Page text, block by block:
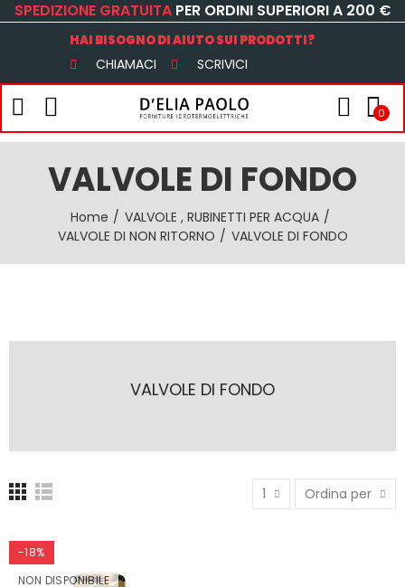
SPEDIZIONE GRATUITA PER ORDINI SUPERIORI A 200 €
HAI BISOGNO DI AIUTO SUI PRODOTTI?
CHIAMACI SCRIVICI
0
VALVOLE DI FONDO
Home
VALVOLE , RUBINETTI PER ACQUA
VALVOLE DI NON RITORNO
VALVOLE DI FONDO
VALVOLE DI FONDO
1 Ordina per
-18%
NON DISPONIBILE